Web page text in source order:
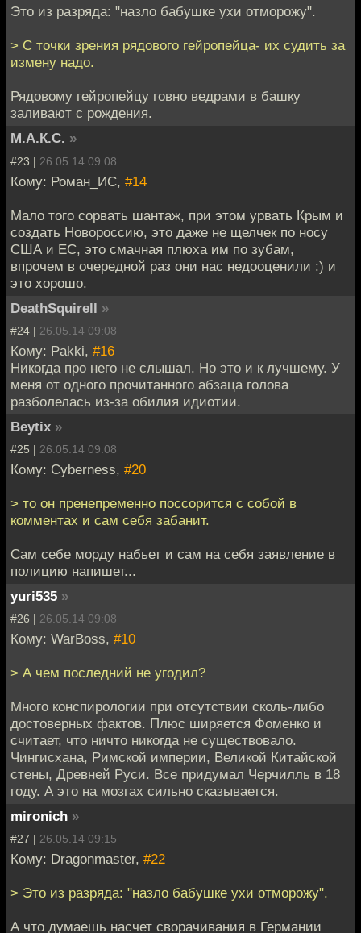
Это из разряда: "назло бабушке ухи отморожу".
> С точки зрения рядового гейропейца- их судить за
измену надо.
Рядовому гейропейцу говно ведрами в башку
заливают с рождения.
М.А.К.С. »
#23 | 26.05.14 09:08
Кому: Роман_ИС, #14
Мало того сорвать шантаж, при этом урвать Крым и
создать Новороссию, это даже не щелчек по носу
США и ЕС, это смачная плюха им по зубам,
впрочем в очередной раз они нас недооценили :) и
это хорошо.
DeathSquirell »
#24 | 26.05.14 09:08
Кому: Pakki, #16
Никогда про него не слышал. Но это и к лучшему. У
меня от одного прочитанного абзаца голова
разболелась из-за обилия идиотии.
Beytix »
#25 | 26.05.14 09:08
Кому: Cyberness, #20
> то он пренепременно поссорится с собой в
комментах и сам себя забанит.
Сам себе морду набьет и сам на себя заявление в
полицию напишет...
yuri535 »
#26 | 26.05.14 09:08
Кому: WarBoss, #10
> А чем последний не угодил?
Много конспирологии при отсутствии сколь-либо
достоверных фактов. Плюс ширяется Фоменко и
считает, что ничто никогда не существовало.
Чингисхана, Римской империи, Великой Китайской
стены, Древней Руси. Все придумал Черчилль в 18
году. А это на мозгах сильно сказывается.
mironich »
#27 | 26.05.14 09:15
Кому: Dragonmaster, #22
> Это из разряда: "назло бабушке ухи отморожу".
А что думаешь насчет сворачивания в Германии